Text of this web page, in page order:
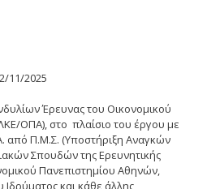
11/2025
Έρευνας του Οικονομικού
ΟΠΑ), στο πλαίσιο του έργου με
από Π.Μ.Σ. (Υποστήριξη Αναγκών
Σπουδών της Ερευνητικής
Πανεπιστημίου Αθηνών,
και κάθε άλλης,